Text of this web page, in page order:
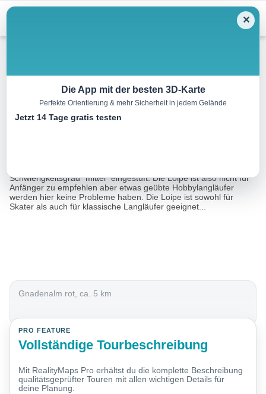
Skip
content
Menu
Langlauf
Gnadenalm Loipe rot (28)
Schwierigkeitsgrad "mittel" eingestuft. Die Loipe ist also nicht für
Anfänger zu empfehlen aber etwas geübte Hobbylangläufer
werden hier keine Probleme haben. Die Loipe ist sowohl für
Skater als auch für klassische Langläufer geeignet...
Gnadenalm rot, ca. 5 km
PRO FEATURE
Vollständige Tourbeschreibung
Mit RealityMaps Pro erhältst du die komplette Beschreibung
qualitätsgeprüfter Touren mit allen wichtigen Details für
deine Planung.
✕
Die App mit der besten 3D-Karte
Perfekte Orientierung & mehr Sicherheit in jedem Gelände
Jetzt 14 Tage gratis testen